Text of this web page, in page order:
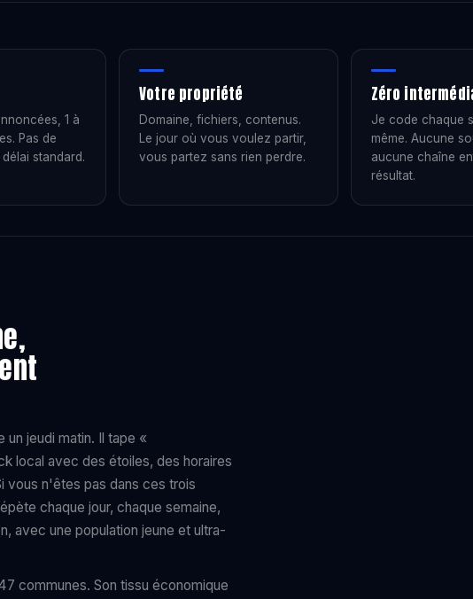
1 à
Pas de
standard.
Votre propriété
Domaine, fichiers, contenus.
Le jour où vous voulez partir,
vous partez sans rien perdre.
Zéro
Je code chaque
même. Aucune
aucune chaîne
résultat.
jeudi matin. Il tape «
local avec des étoiles, des horaires
vous n'êtes pas dans ces trois
chaque jour, chaque semaine,
avec une population jeune et ultra-
communes. Son tissu économique